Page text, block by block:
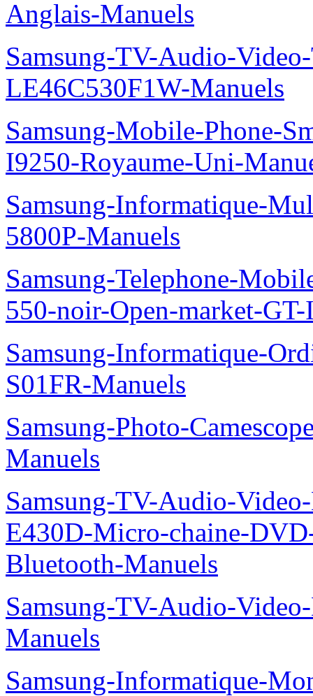
Anglais-Manuels
Samsung-TV-Audio-
LE46C530F1W-Manuels
Samsung-Mobile-Phone-
I9250-Royaume-Uni-
Samsung-Informatique-
5800P-Manuels
Samsung-Telephone-
550-noir-Open-market-
Samsung-Informatique-
S01FR-Manuels
Samsung-Photo-
Manuels
Samsung-TV-Audio-
E430D-Micro-chaine-
Bluetooth-Manuels
Samsung-TV-Audio-
Manuels
Samsung-Informatique-